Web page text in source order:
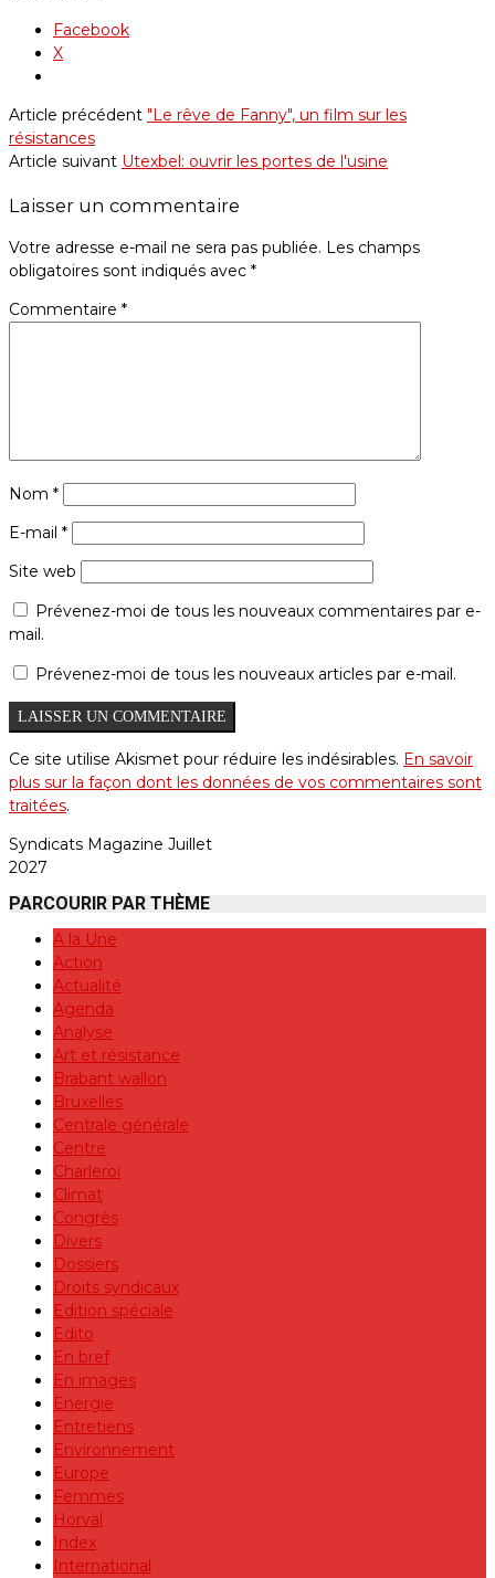
Facebook
X
Article précédent "Le rêve de Fanny", un film sur les
résistances
Article suivant Utexbel: ouvrir les portes de l'usine
Laisser un commentaire
Votre adresse e-mail ne sera pas publiée. Les champs
obligatoires sont indiqués avec *
Commentaire *
Nom *
E-mail *
Site web
Prévenez-moi de tous les nouveaux commentaires par e-
mail.
Prévenez-moi de tous les nouveaux articles par e-mail.
Ce site utilise Akismet pour réduire les indésirables. En savoir
plus sur la façon dont les données de vos commentaires sont
traitées.
Syndicats Magazine Juillet
2027
PARCOURIR PAR THÈME
A la Une
Action
Actualité
Agenda
Analyse
Art et résistance
Brabant wallon
Bruxelles
Centrale générale
Centre
Charleroi
Climat
Congrès
Divers
Dossiers
Droits syndicaux
Edition spéciale
Edito
En bref
En images
Energie
Entretiens
Environnement
Europe
Femmes
Horval
Index
International